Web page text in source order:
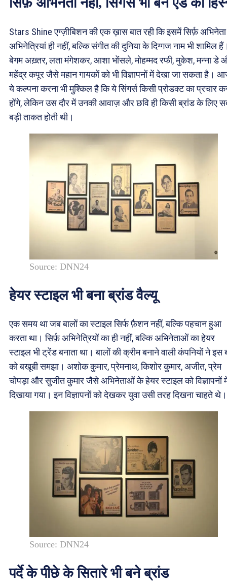
Stars Shine एग्ज़ीबिशन की एक ख़ास बात रही कि इसमें सिर्फ़ अभिनेता
अभिनेत्रियां ही नहीं, बल्कि संगीत की दुनिया के दिग्गज नाम भी शामिल
बेगम अख़्तर, लता मंगेशकर, आशा भोंसले, मोहम्मद रफी, मुकेश, मन्ना डे
महेंद्र कपूर जैसे महान गायकों को भी विज्ञापनों में देखा जा सकता है।
ये कल्पना करना भी मुश्किल है कि ये सिंगर्स किसी प्रोडक्ट का प्रचार
होंगे, लेकिन उस दौर में उनकी आवाज़ और छवि ही किसी ब्रांड के लिए
बड़ी ताकत होती थी।
Source: DNN24
हेयर स्टाइल भी बना ब्रांड वैल्यू
एक समय था जब बालों का स्टाइल सिर्फ फ़ैशन नहीं, बल्कि पहचान हुआ
करता था। सिर्फ़ अभिनेत्रियों का ही नहीं, बल्कि अभिनेताओं का हेयर
स्टाइल भी ट्रेंड बनाता था। बालों की क्रीम बनाने वाली कंपनियों ने इस
को बखूबी समझा। अशोक कुमार, प्रेमनाथ, किशोर कुमार, अजीत, प्रेम
चोपड़ा और सुजीत कुमार जैसे अभिनेताओं के हेयर स्टाइल को विज्ञापनों
दिखाया गया। इन विज्ञापनों को देखकर युवा उसी तरह दिखना चाहते थे।
Source: DNN24
पर्दे के पीछे के सितारे भी बने ब्रांड